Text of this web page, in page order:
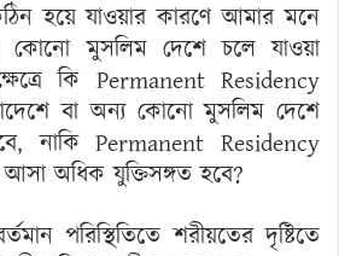
হয়ে যাওয়ার কারণে আমার মনে
কোনো মুসলিম দেশে চলে যাওয়া
কি Permanent Residency
বা অন্য কোনো মুসলিম দেশে
নাকি Permanent Residency
অধিক যুক্তিসঙ্গত হবে?
পরিস্থিতিতে শরীয়তের দৃষ্টিতে